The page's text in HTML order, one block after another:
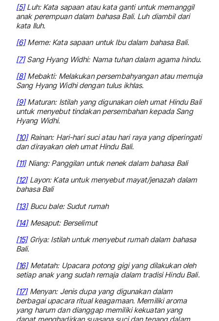
[5]Luh: Kata sapaan atau kata ganti untuk memanggil
anak perempuan dalam bahasa Bali. Luh diambil dari
kata Iluh.
[6]Meme: Kata sapaan untuk Ibu dalam bahasa Bali.
[7]Sang Hyang Widhi: Nama tuhan dalam agama hindu.
[8]Mebakti: Melakukan persembahyangan atau memuja
Sang Hyang Widhi dengan tulus ikhlas.
[9]Maturan: Istilah yang digunakan oleh umat Hindu Bali
untuk menyebut tindakan persembahan kepada Sang
Hyang Widhi.
[10]Rainan: Hari-hari suci atau hari raya yang diperingati
dan dirayakan oleh umat Hindu Bali.
[11]Niang: Panggilan untuk nenek dalam bahasa Bali
[12]Layon: Kata untuk menyebut mayat/jenazah dalam
bahasa Bali
[13]Bucu bale: Sudut rumah
[14]Mesaput: Berselimut
[15]Griya: Istilah untuk menyebut rumah dalam bahasa
Bali.
[16]Metatah: Upacara potong gigi yang dilakukan oleh
setiap anak yang sudah remaja dalam tradisi Hindu Bali.
[17]Menyan: Jenis dupa yang digunakan dalam
berbagai upacara ritual keagamaan. Memiliki aroma
yang harum dan dianggap memiliki kekuatan yang